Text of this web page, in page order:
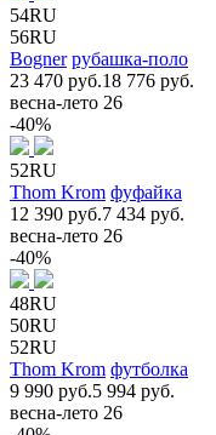
54RU
56RU
Bogner рубашка-поло
23 470 руб.18 776 руб.
весна-лето 26
-40%
52RU
Thom Krom фуфайка
12 390 руб.7 434 руб.
весна-лето 26
-40%
48RU
50RU
52RU
Thom Krom футболка
9 990 руб.5 994 руб.
весна-лето 26